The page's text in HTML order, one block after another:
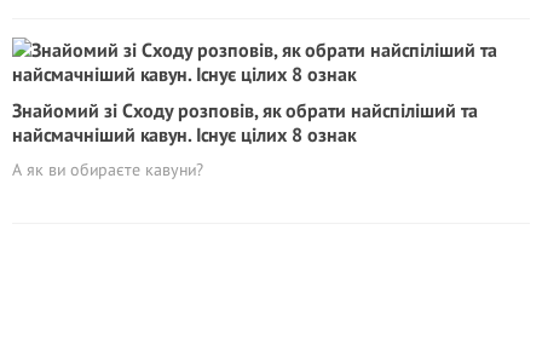
Знайомий зі Сходу розповів, як обрати найспіліший та
найсмачніший кавун. Існує цілих 8 ознак
А як ви обираєте кавуни?